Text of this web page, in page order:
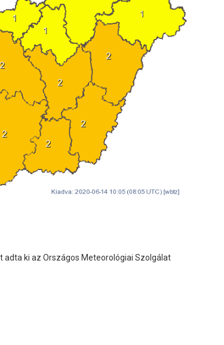
ki az Országos Meteorológiai Szolgálat